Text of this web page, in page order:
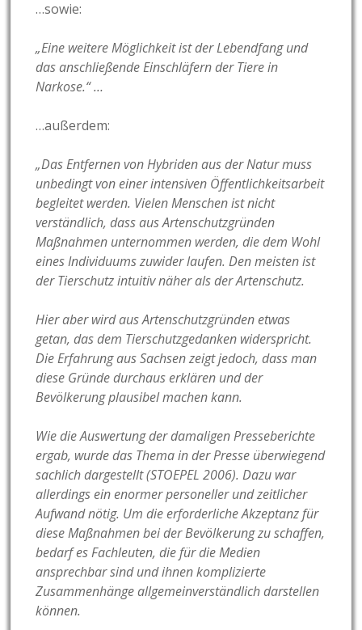
…sowie:
„Eine weitere Möglichkeit ist der Lebendfang und
das anschließende Einschläfern der Tiere in
Narkose.“ …
…außerdem:
„Das Entfernen von Hybriden aus der Natur muss
unbedingt von einer intensiven Öffentlichkeitsarbeit
begleitet werden. Vielen Menschen ist nicht
verständlich, dass aus Artenschutzgründen
Maßnahmen unternommen werden, die dem Wohl
eines Individuums zuwider laufen. Den meisten ist
der Tierschutz intuitiv näher als der Artenschutz.
Hier aber wird aus Artenschutzgründen etwas
getan, das dem Tierschutzgedanken widerspricht.
Die Erfahrung aus Sachsen zeigt jedoch, dass man
diese Gründe durchaus erklären und der
Bevölkerung plausibel machen kann.
Wie die Auswertung der damaligen Presseberichte
ergab, wurde das Thema in der Presse überwiegend
sachlich dargestellt (STOEPEL 2006). Dazu war
allerdings ein enormer personeller und zeitlicher
Aufwand nötig. Um die erforderliche Akzeptanz für
diese Maßnahmen bei der Bevölkerung zu schaffen,
bedarf es Fachleuten, die für die Medien
ansprechbar sind und ihnen komplizierte
Zusammenhänge allgemeinverständlich darstellen
können.